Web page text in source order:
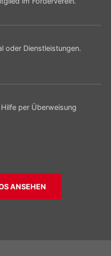
oder Dienstleistungen.
per Überweisung
ANSEHEN